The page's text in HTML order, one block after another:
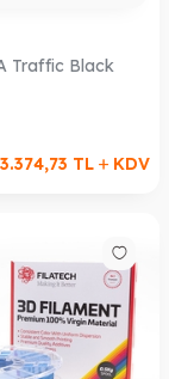
Traffic Black
3.374,73 TL KDV